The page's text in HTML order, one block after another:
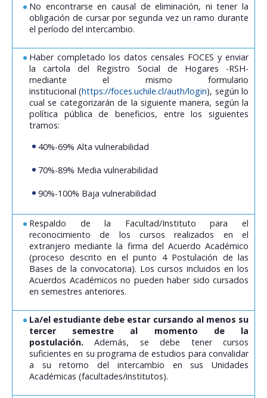
No encontrarse en causal de eliminación, ni tener la
obligación de cursar por segunda vez un ramo durante
el período del intercambio.
Haber completado los datos censales FOCES y enviar
la cartola del Registro Social de Hogares -RSH-
mediante el mismo formulario
institucional (https://foces.uchile.cl/auth/login), según lo
cual se categorizarán de la siguiente manera, según la
política pública de beneficios, entre los siguientes
tramos:
40%-69% Alta vulnerabilidad
70%-89% Media vulnerabilidad
90%-100% Baja vulnerabilidad
Respaldo de la Facultad/Instituto para el
reconocimiento de los cursos realizados en el
extranjero mediante la firma del Acuerdo Académico
(proceso descrito en el punto 4 Postulación de las
Bases de la convocatoria). Los cursos incluidos en los
Acuerdos Académicos no pueden haber sido cursados
en semestres anteriores.
La/el estudiante debe estar cursando al menos su
tercer semestre al momento de la
postulación.Además, se debe tener cursos
suficientes en su programa de estudios para convalidar
a su retorno del intercambio en sus Unidades
Académicas (facultades/institutos).